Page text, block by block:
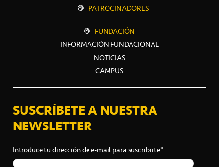
PATROCINADORES
FUNDACIÓN
INFORMACIÓN FUNDACIONAL
NOTICIAS
CAMPUS
SUSCRÍBETE A NUESTRA
NEWSLETTER
Introduce tu dirección de e-mail para suscribirte*